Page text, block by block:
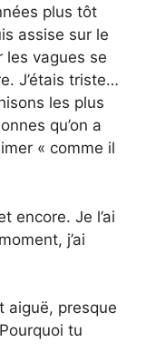
plus tôt
assise sur le
les vagues se
J’étais triste…
les plus
qu’on a
« comme il
encore. Je l’ai
j’ai
aiguë, presque
tu